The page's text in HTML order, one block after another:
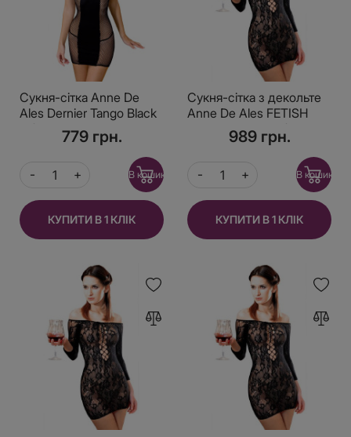
Сукня-сітка Anne De
Ales Dernier Tango Black
779 грн.
В кошик
КУПИТИ В 1 КЛІК
Сукня-сітка з декольте
Anne De Ales FETISH
DINNER Black M / L,
оголене плече
989 грн.
В кошик
КУПИТИ В 1 КЛІК